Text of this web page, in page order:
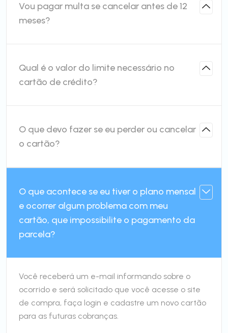
Vou pagar multa se cancelar antes de 12
meses?
Qual é o valor do limite necessário no
cartão de crédito?
O que devo fazer se eu perder ou cancelar
o cartão?
O que acontece se eu tiver o plano mensal
e ocorrer algum problema com meu
cartão, que impossibilite o pagamento da
parcela?
Você receberá um e-mail informando sobre o
ocorrido e será solicitado que você acesse o site
de compra, faça login e cadastre um novo cartão
para as futuras cobranças.